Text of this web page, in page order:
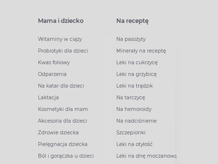
Mama i dziecko
Witaminy w ciąży
Probiotyki dla dzieci
Kwas foliowy
Odparzenia
Na katar dla dzieci
Laktacja
Kosmetyki dla mam
Akcesoria dla dzieci
Zdrowie dziecka
Pielęgnacja dziecka
Ból i gorączka u dzieci
Na receptę
Na pasożyty
Minerały na receptę
Leki na cukrzycę
Leki na grzybicę
Leki na trądzik
Na tarczycę
Na hemoroidy
Na nadciśnienie
Szczepionki
Leki na otyłość
Leki na dnę moczanową